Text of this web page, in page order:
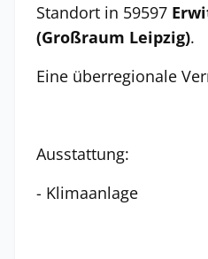
Standort in 59597
(Großraum Leipzig).
Eine überregionale
Ausstattung:
- Klimaanlage